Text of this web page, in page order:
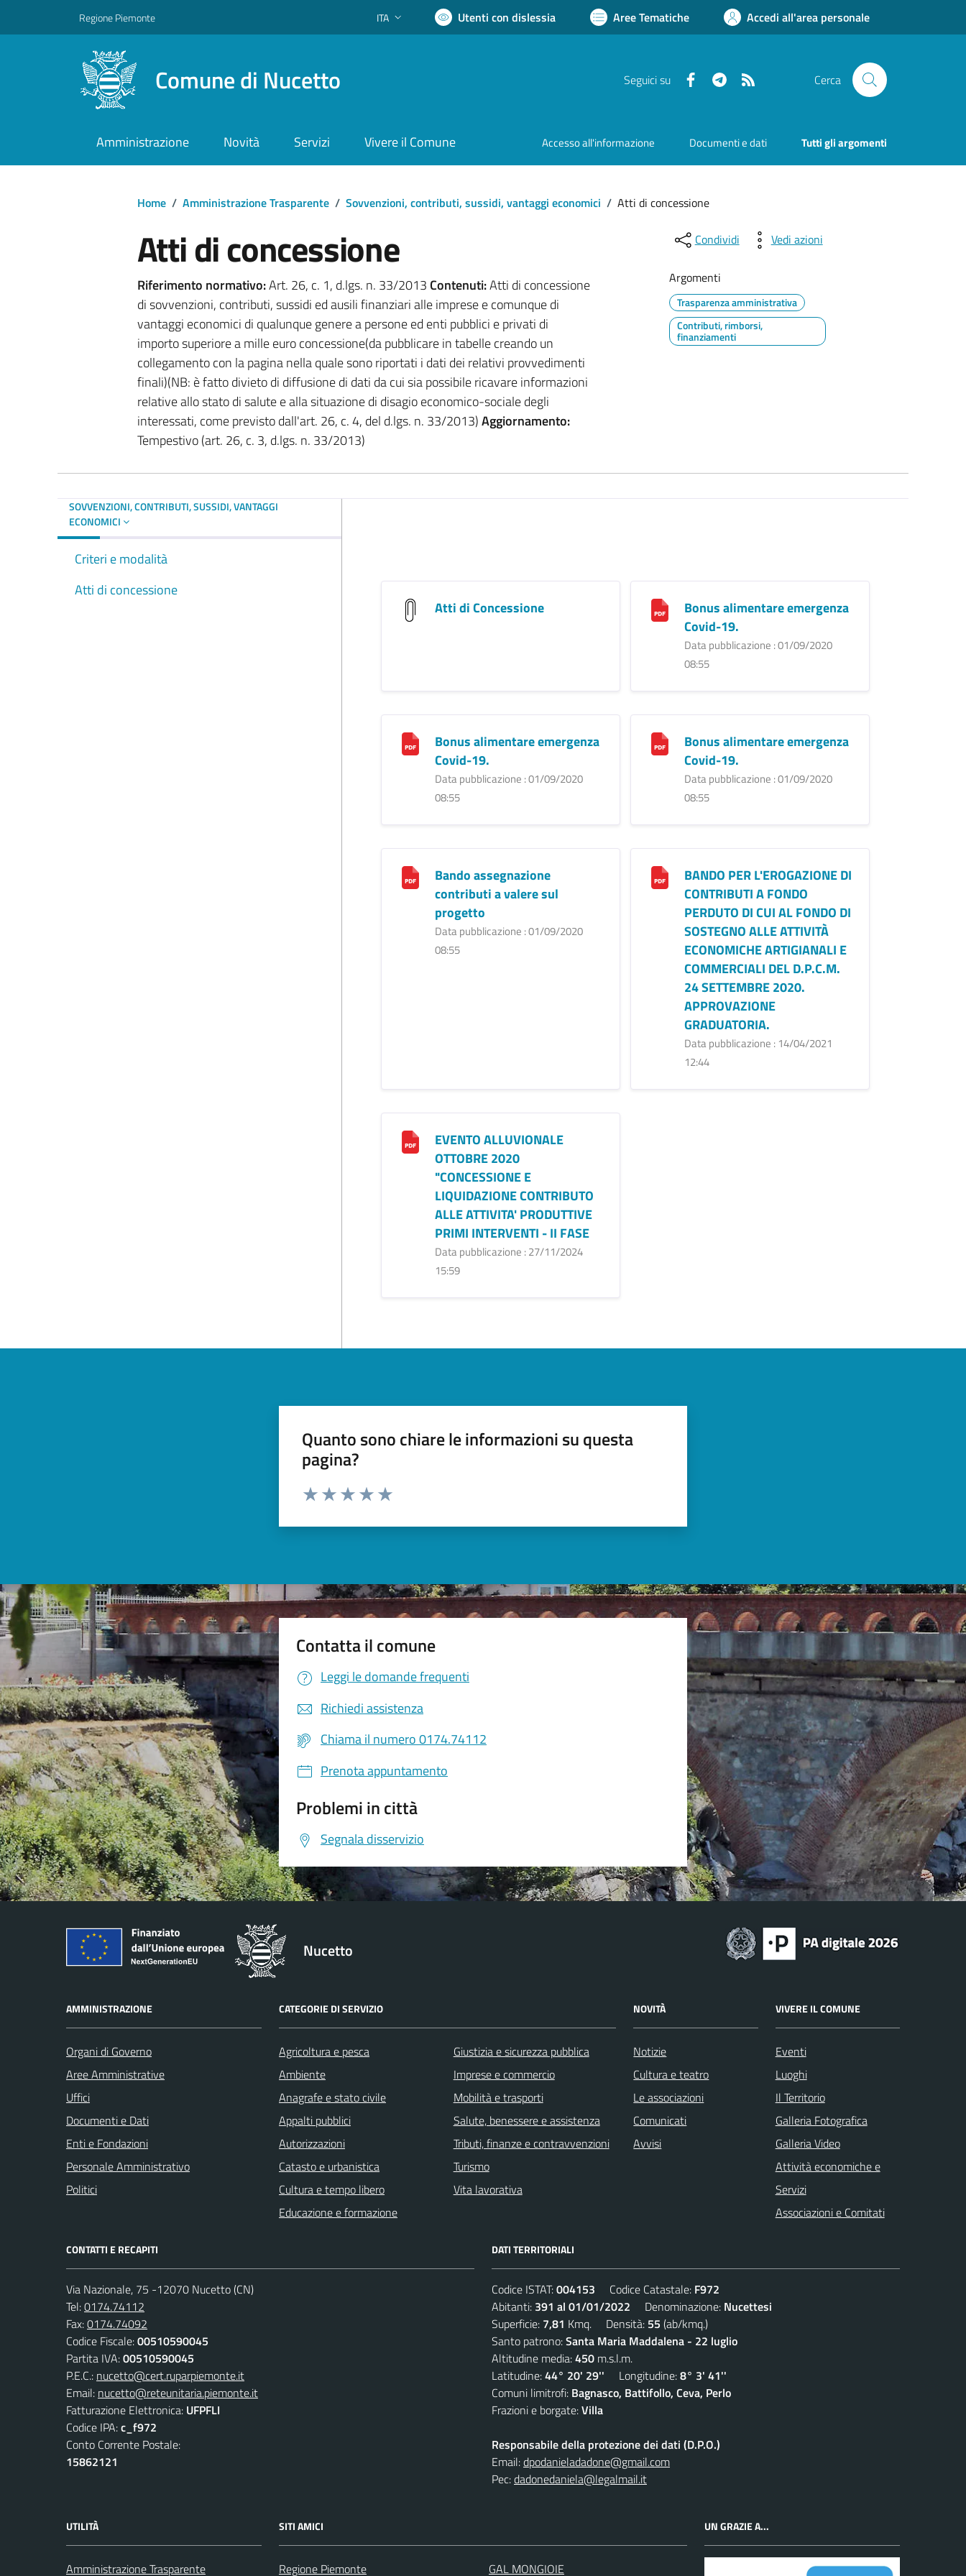
Regione Piemonte Lingua attiva:
ITA Utenti con dislessia Aree Tematiche Accedi all'area personale
Comune di Nucetto Seguici su FacebookTelegram Cerca
Amministrazione Novità Servizi Vivere il Comune Accesso all'informazione Documenti e dati Tutti gli argomenti
Home / Amministrazione Trasparente / Sovvenzioni, contributi, sussidi, vantaggi economici / Atti di concessione
Atti di concessione
Riferimento normativo:Art. 26, c. 1, d.lgs. n. 33/2013 Contenuti:Atti di concessione
di sovvenzioni, contributi, sussidi ed ausili finanziari alle imprese e comunque di
vantaggi economici di qualunque genere a persone ed enti pubblici e privati di
importo superiore a mille euro concessione(da pubblicare in tabelle creando un
collegamento con la pagina nella quale sono riportati i dati dei relativi provvedimenti
finali)(NB: è fatto divieto di diffusione di dati da cui sia possibile ricavare informazioni
relative allo stato di salute e alla situazione di disagio economico-sociale degli
interessati, come previsto dall'art. 26, c. 4, del d.lgs. n. 33/2013)Aggiornamento:
Tempestivo (art. 26, c. 3, d.lgs. n. 33/2013)
Condividi Vedi azioni
Argomenti
Trasparenza amministrativa
Contributi, rimborsi,
finanziamenti
SOVVENZIONI, CONTRIBUTI, SUSSIDI, VANTAGGI
ECONOMICI
Criteri e modalità
Atti di concessione
Atti di Concessione
Bonus alimentare emergenza
Covid-19.
Data pubblicazione : 01/09/2020
08:55
Bonus alimentare emergenza
Covid-19.
Data pubblicazione : 01/09/2020
08:55
Bonus alimentare emergenza
Covid-19.
Data pubblicazione : 01/09/2020
08:55
Bando assegnazione
contributi a valere sul
progetto
Data pubblicazione : 01/09/2020
08:55
BANDO PER L'EROGAZIONE DI
CONTRIBUTI A FONDO
PERDUTO DI CUI AL FONDO DI
SOSTEGNO ALLE ATTIVITÀ
ECONOMICHE ARTIGIANALI E
COMMERCIALI DEL D.P.C.M.
24 SETTEMBRE 2020.
APPROVAZIONE
GRADUATORIA.
Data pubblicazione : 14/04/2021
12:44
EVENTO ALLUVIONALE
OTTOBRE 2020
"CONCESSIONE E
LIQUIDAZIONE CONTRIBUTO
ALLE ATTIVITA' PRODUTTIVE
PRIMI INTERVENTI - II FASE
Data pubblicazione : 27/11/2024
15:59
Quanto sono chiare le informazioni su questa
pagina?
Valuta da 1 a 5 stelle la pagina
Contatta il comune
Leggi le domande frequenti
Richiedi assistenza
Chiama il numero 0174.74112
Prenota appuntamento
Problemi in città
Segnala disservizio
Nucetto
AMMINISTRAZIONE
Organi di Governo
Aree Amministrative
Uffici
Documenti e Dati
Enti e Fondazioni
Personale Amministrativo
Politici
CATEGORIE DI SERVIZIO
Agricoltura e pesca
Ambiente
Anagrafe e stato civile
Appalti pubblici
Autorizzazioni
Catasto e urbanistica
Cultura e tempo libero
Educazione e formazione
Giustizia e sicurezza pubblica
Imprese e commercio
Mobilità e trasporti
Salute, benessere e assistenza
Tributi, finanze e contravvenzioni
Turismo
Vita lavorativa
NOVITÀ
Notizie
Cultura e teatro
Le associazioni
Comunicati
Avvisi
VIVERE IL COMUNE
Eventi
Luoghi
Il Territorio
Galleria Fotografica
Galleria Video
Attività economiche e
Servizi
Associazioni e Comitati
CONTATTI E RECAPITI
Via Nazionale, 75 -12070 Nucetto (CN)
Tel:0174.74112
Fax:0174.74092
Codice Fiscale:00510590045
Partita IVA:00510590045
P.E.C.: nucetto@cert.ruparpiemonte.it
Email: nucetto@reteunitaria.piemonte.it
Fatturazione Elettronica: UFPFLI
Codice IPA:c_f972
Conto Corrente Postale:
15862121
DATI TERRITORIALI
Codice ISTAT:004153 Codice Catastale: F972
Abitanti: 391 al 01/01/2022 Denominazione: Nucettesi
Superficie: 7,81 Kmq. Densità: 55 (ab/kmq.)
Santo patrono:Santa Maria Maddalena - 22 luglio
Altitudine media:450 m.s.l.m.
Latitudine:44° 20' 29'' Longitudine:8° 3' 41''
Comuni limitrofi: Bagnasco, Battifollo, Ceva, Perlo
Frazioni e borgate:Villa
Responsabile della protezione dei dati (D.P.O.)
Email:dpodanieladadone@gmail.com
Pec:dadonedaniela@legalmail.it
UTILITÀ
Amministrazione Trasparente
SITI AMICI
Regione Piemonte GAL MONGIOIE
UN GRAZIE A...